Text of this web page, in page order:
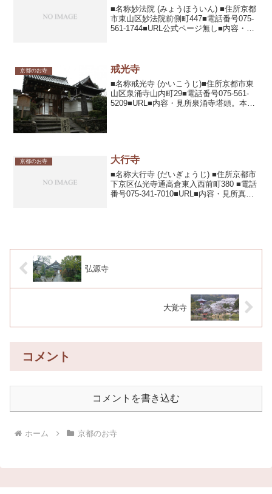
■名称妙法院 (みょうほういん) ■住所京都
市東山区妙法院前側町447■電話番号075-
561-1744■URL公式ページ無し■内容・見
京都のお寺 戒光寺
■名称戒光寺 (かいこうじ)■住所京都市東
山区泉涌寺山内町29■電話番号075-561-
5209■URL■内容・見所泉涌寺塔頭。本尊
京都のお寺 大行寺
■名称大行寺 (だいぎょうじ) ■住所京都市
下京区仏光寺通高倉東入西前町380 ■電話
番号075-341-7010■URL■内容・見所真宗
弘源寺
大覚寺
コメント
コメントを書き込む
ホーム 京都のお寺